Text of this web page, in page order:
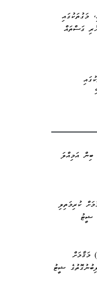
މަގުތަކުގައި
ގަސްތައް
ބިން އަމިއްލަ
ކުރިމަތިލި
ޝީޓު
މަޤާމަށް
ޝީޓު